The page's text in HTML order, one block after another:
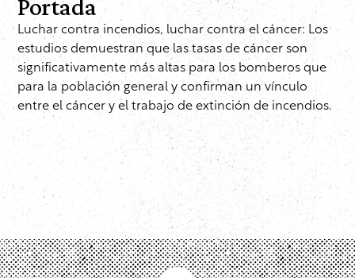
Portada
Luchar contra incendios, luchar contra el cáncer: Los
estudios demuestran que las tasas de cáncer son
significativamente más altas para los bomberos que
para la población general y confirman un vínculo
entre el cáncer y el trabajo de extinción de incendios.